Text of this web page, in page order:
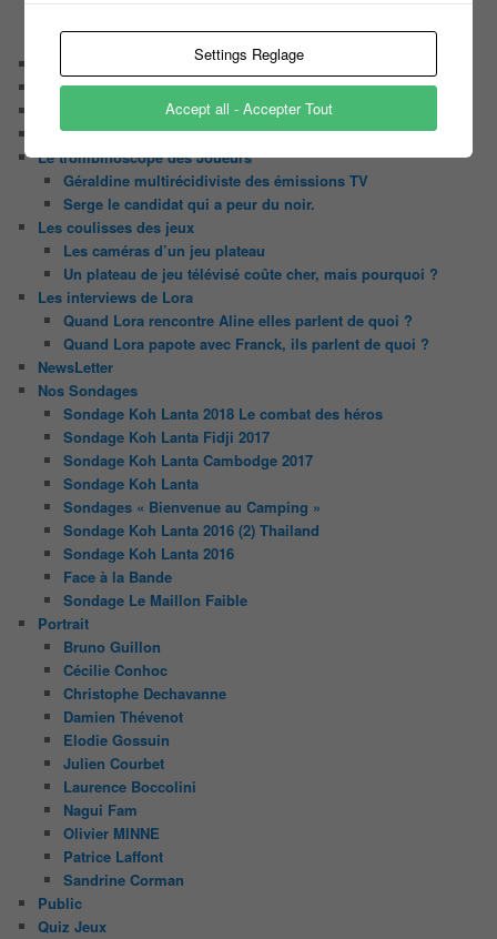
Contact
Le candidat masqué
Le trombinoscope des Joueurs
Géraldine multirécidiviste des émissions TV
Serge le candidat qui a peur du noir.
Les coulisses des jeux
Les caméras d’un jeu plateau
Un plateau de jeu télévisé coûte cher, mais pourquoi ?
Les interviews de Lora
Quand Lora rencontre Aline elles parlent de quoi ?
Quand Lora papote avec Franck, ils parlent de quoi ?
NewsLetter
Nos Sondages
Sondage Koh Lanta 2018 Le combat des héros
Sondage Koh Lanta Fidji 2017
Sondage Koh Lanta Cambodge 2017
Sondage Koh Lanta
Sondages « Bienvenue au Camping »
Sondage Koh Lanta 2016 (2) Thailand
Sondage Koh Lanta 2016
Face à la Bande
Sondage Le Maillon Faible
Portrait
Bruno Guillon
Cécilie Conhoc
Christophe Dechavanne
Damien Thévenot
Elodie Gossuin
Julien Courbet
Laurence Boccolini
Nagui Fam
Olivier MINNE
Patrice Laffont
Sandrine Corman
Public
Quiz Jeux
Settings Reglage
Accept all - Accepter Tout